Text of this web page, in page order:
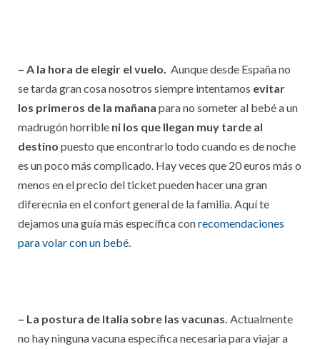
– A la hora de elegir el vuelo. Aunque desde España no
se tarda gran cosa nosotros siempre intentamos evitar
los primeros de la mañana para no someter al bebé a un
madrugón horrible ni los que llegan muy tarde al
destino puesto que encontrarlo todo cuando es de noche
es un poco más complicado. Hay veces que 20 euros más o
menos en el precio del ticket pueden hacer una gran
diferecnia en el confort general de la familia. Aquí te
dejamos una guía más específica conrecomendaciones
para volar con un bebé.
– La postura de Italia sobre las vacunas. Actualmente
no hay ninguna vacuna específica necesaria para viajar a